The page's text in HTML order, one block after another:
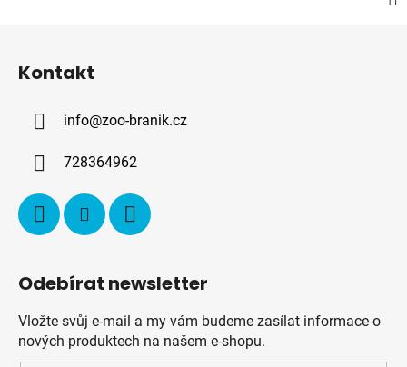
Kontakt
info@zoo-branik.cz
728364962
Odebírat newsletter
Vložte svůj e-mail a my vám budeme zasílat informace o
nových produktech na našem e-shopu.